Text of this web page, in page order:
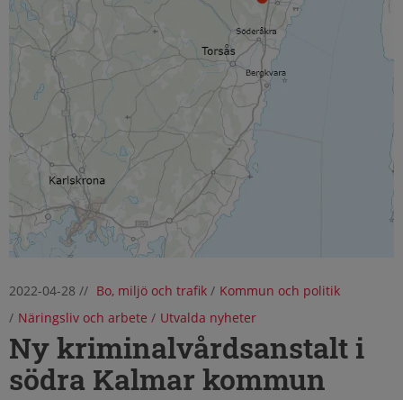
2022-04-28 // Bo, miljö och trafik/ Kommun och politik
/ Näringsliv och arbete / Utvalda nyheter
Ny kriminalvårdsanstalt i
södra Kalmar kommun